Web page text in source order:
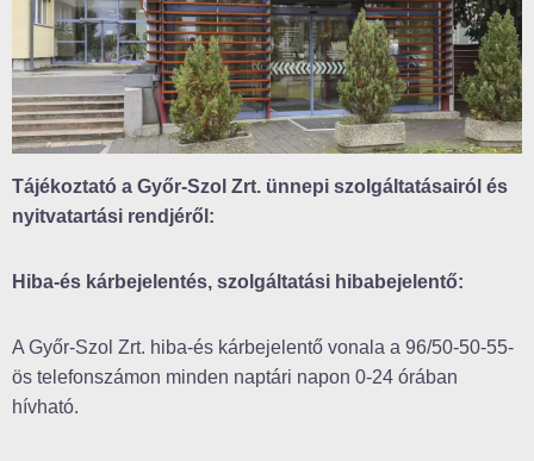
Tájékoztató a Győr-Szol Zrt. ünnepi szolgáltatásairól és
nyitvatartási rendjéről:
Hiba-és kárbejelentés, szolgáltatási hibabejelentő:
A Győr-Szol Zrt. hiba-és kárbejelentő vonala a 96/50-50-55-
ös telefonszámon minden naptári napon 0-24 órában
hívható.